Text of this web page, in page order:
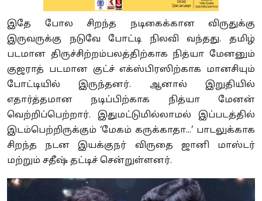
இதே போல சிறந்த நடிகைக்கான விருதுக்கு
இருவருக்கு நடுவே போட்டி நிலவி வந்தது. தமிழ்
படமான திருச்சிற்றம்பலத்திற்காக நித்யா மேனனும்
குஜராத் படமான குட்ச் எக்ஸ்பிரஸிற்காக மானசியும்
போட்டியில் இருந்தனர். ஆனால் இறுதியில்
எதார்த்தமான நடிப்பிற்காக நித்யா மேனன்
வெற்றிப்பெற்றார். இதுமட்டுமில்லாமல் இப்படத்தில்
இடம்பெற்றிருக்கும் ‘மேகம் கருக்காதா...’ பாடலுக்காக
சிறந்த நடன இயக்குநர் விருதை ஜானி மாஸ்டர்
மற்றும் சதீஷ் தட்டிச் சென்றுள்ளனர்.